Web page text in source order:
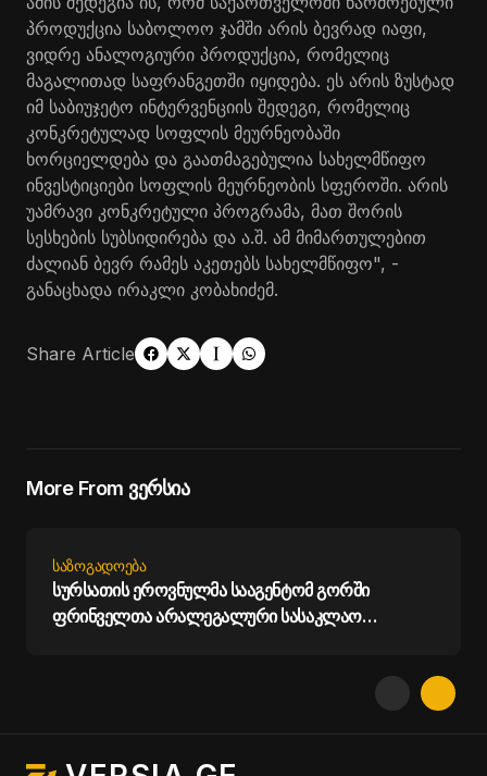
პროდუქცია საბოლოო ჯამში არის ბევრად იაფი,
ვიდრე ანალოგიური პროდუქცია, რომელიც
მაგალითად საფრანგეთში იყიდება. ეს არის ზუსტად
იმ საბიუჯეტო ინტერვენციის შედეგი, რომელიც
კონკრეტულად სოფლის მეურნეობაში
ხორციელდება და გაათმაგებულია სახელმწიფო
ინვესტიციები სოფლის მეურნეობის სფეროში. არის
უამრავი კონკრეტული პროგრამა, მათ შორის
სესხების სუბსიდირება და ა.შ. ამ მიმართულებით
ძალიან ბევრ რამეს აკეთებს სახელმწიფო", -
განაცხადა ირაკლი კობახიძემ.
Share Article
More From ვერსია
ᲡᲐᲖᲝᲒᲐᲓᲝᲔᲑᲐ
სურსათის ეროვნულმა სააგენტომ გორში
ფრინველთა არალეგალური სასაკლაო